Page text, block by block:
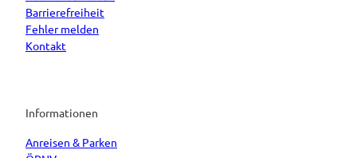
Barrierefreiheit
Fehler melden
Kontakt
Informationen
Anreisen & Parken